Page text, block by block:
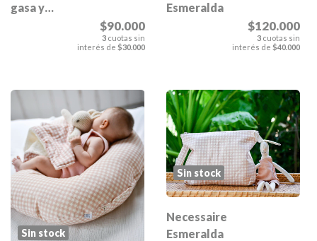
gasa y
$90.000
3cuotas sin
interés de $30.000
Esmeralda
$120.000
3 cuotas sin
interés de$40.000
Sin stock
Sin stock
Necessaire
Esmeralda